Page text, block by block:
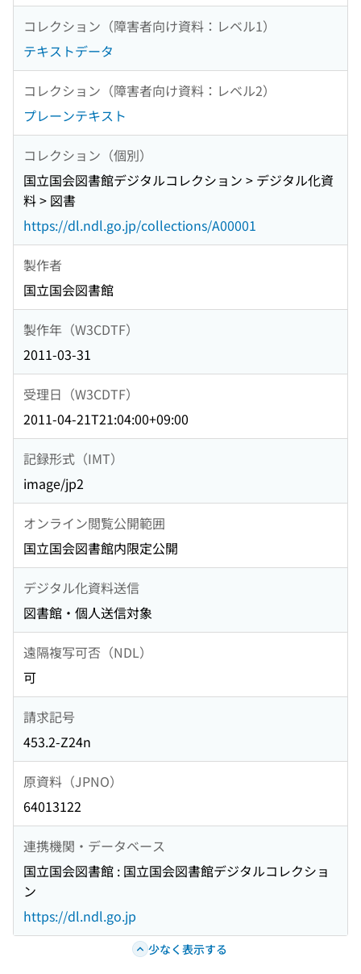
コレクション（障害者向け資料：レベル1）
テキストデータ
コレクション（障害者向け資料：レベル2）
プレーンテキスト
コレクション（個別）
国立国会図書館デジタルコレクション > デジタル化資
料 > 図書
https://dl.ndl.go.jp/collections/A00001
製作者
国立国会図書館
製作年（W3CDTF）
2011-03-31
受理日（W3CDTF）
2011-04-21T21:04:00+09:00
記録形式（IMT）
image/jp2
オンライン閲覧公開範囲
国立国会図書館内限定公開
デジタル化資料送信
図書館・個人送信対象
遠隔複写可否（NDL）
可
請求記号
453.2-Z24n
原資料（JPNO）
64013122
連携機関・データベース
国立国会図書館 : 国立国会図書館デジタルコレクショ
ン
https://dl.ndl.go.jp
少なく表示する